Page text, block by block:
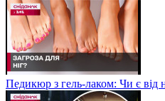
Педикюр з гель-лаком: Чи є від